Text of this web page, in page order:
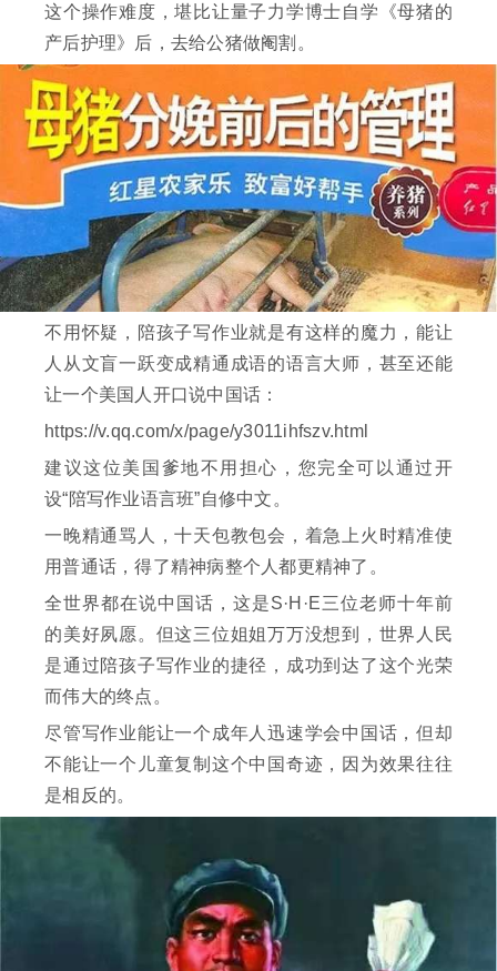
这个操作难度，堪比让量子力学博士自学《母猪的
产后护理》后，去给公猪做阉割。
不用怀疑，陪孩子写作业就是有这样的魔力，能让
人从文盲一跃变成精通成语的语言大师，甚至还能
让一个美国人开口说中国话：
https://v.qq.com/x/page/y3011ihfszv.html
建议这位美国爹地不用担心，您完全可以通过开
设“陪写作业语言班”自修中文。
一晚精通骂人，十天包教包会，着急上火时精准使
用普通话，得了精神病整个人都更精神了。
全世界都在说中国话，这是S·H·E三位老师十年前
的美好夙愿。但这三位姐姐万万没想到，世界人民
是通过陪孩子写作业的捷径，成功到达了这个光荣
而伟大的终点。
尽管写作业能让一个成年人迅速学会中国话，但却
不能让一个儿童复制这个中国奇迹，因为效果往往
是相反的。